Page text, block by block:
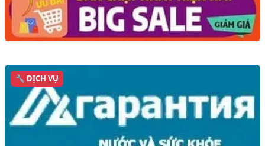
🔧 DỊCH VỤ